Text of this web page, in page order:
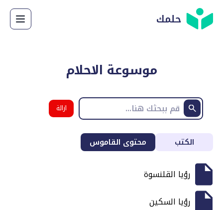
حلمك
موسوعة الاحلام
ازالة
البحث
الكتب محتوى القاموس
رؤيا القلنسوة
رؤيا السكين